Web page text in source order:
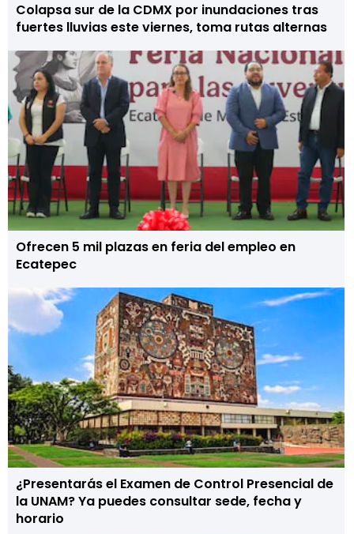
Colapsa sur de la CDMX por inundaciones tras
fuertes lluvias este viernes, toma rutas alternas
Ofrecen 5 mil plazas en feria del empleo en
Ecatepec
¿Presentarás el Examen de Control Presencial de
la UNAM? Ya puedes consultar sede, fecha y
horario